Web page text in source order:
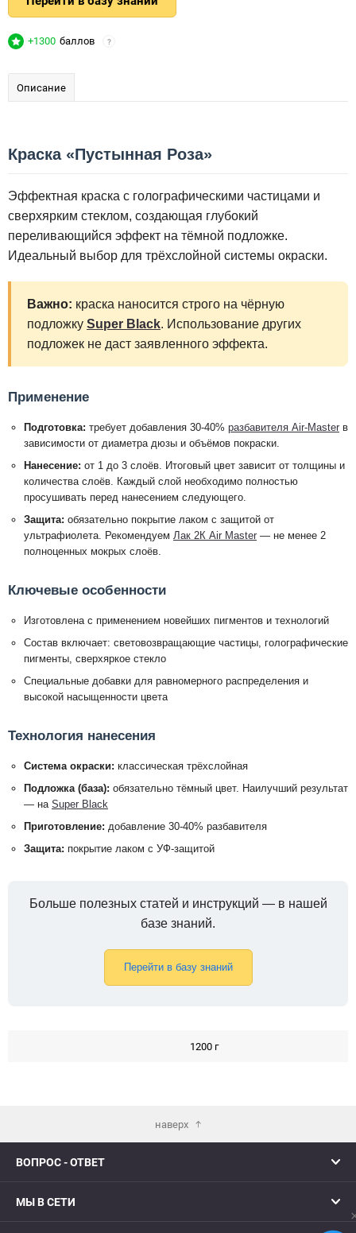
+1300 баллов ?
Описание
Краска «Пустынная Роза»
Эффектная краска с голографическими частицами и
сверхярким стеклом, создающая глубокий
переливающийся эффект на тёмной подложке.
Идеальный выбор для трёхслойной системы окраски.
Важно: краска наносится строго на чёрную
подложку Super Black. Использование других
подложек не даст заявленного эффекта.
Применение
Подготовка: требует добавления 30-40% разбавителя Air-Master в
зависимости от диаметра дюзы и объёмов покраски.
Нанесение: от 1 до 3 слоёв. Итоговый цвет зависит от толщины и
количества слоёв. Каждый слой необходимо полностью
просушивать перед нанесением следующего.
Защита: обязательно покрытие лаком с защитой от
ультрафиолета. Рекомендуем Лак 2К Air Master — не менее 2
полноценных мокрых слоёв.
Ключевые особенности
Изготовлена с применением новейших пигментов и технологий
Состав включает: световозвращающие частицы, голографические
пигменты, сверхяркое стекло
Специальные добавки для равномерного распределения и
высокой насыщенности цвета
Технология нанесения
Система окраски: классическая трёхслойная
Подложка (база): обязательно тёмный цвет. Наилучший результат
— на Super Black
Приготовление: добавление 30-40% разбавителя
Защита: покрытие лаком с УФ-защитой
Больше полезных статей и инструкций — в нашей
базе знаний.
Перейти в базу знаний
1200 г
наверх
ВОПРОС - ОТВЕТ
МЫ В СЕТИ